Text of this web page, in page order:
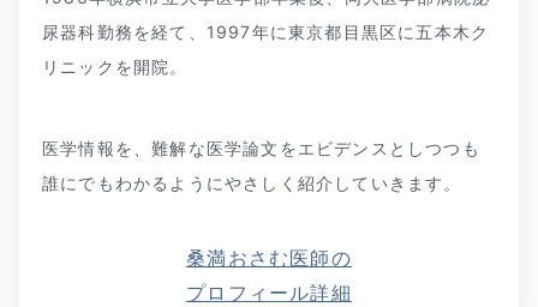
尿器科勤務を経て、1997年に東京都目黒区に五本木ク
リニックを開院。
医学情報を、難解な医学論文をエビデンスとしつつも
誰にでもわかるようにやさしく紹介していきます。
桑満おさむ医師の
プロフィール詳細